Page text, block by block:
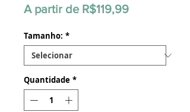
A partir de R$119,99Preço
Tamanho: *
Quantidade *